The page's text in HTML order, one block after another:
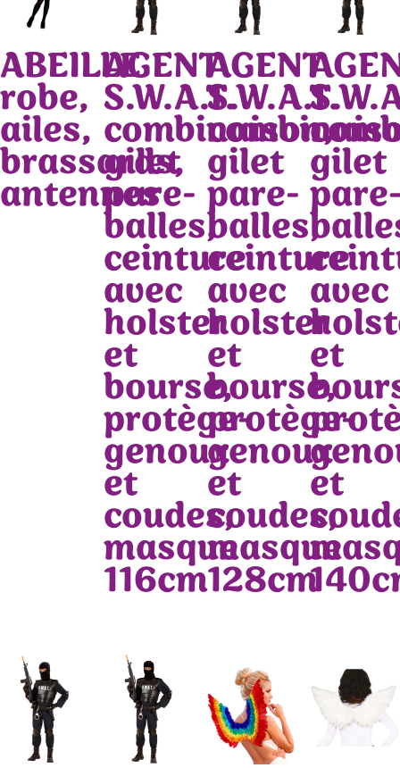
ABEILLE
robe,
ailes,
brassards,
antennes
AGENT
S.W.A.T.
combinaison,
gilet
pare-
balles,
ceinture
avec
holster
et
bourse,
protège-
genoux
et
coudes,
masque
116cm
AGENT
S.W.A.T.
gilet
pare-
balles,
ceinture
avec
holster
et
bourse,
protège-
genoux
et
coudes,
masque
128cm
gilet
avec
et
et